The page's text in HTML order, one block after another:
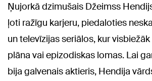
Ņujorkā dzimušais Džeimss
ļoti ražīgu karjeru, piedaloties
un televīzijas seriālos, kur
plāna vai epizodiskas lomas. Lai
bija galvenais aktieris, Hendija